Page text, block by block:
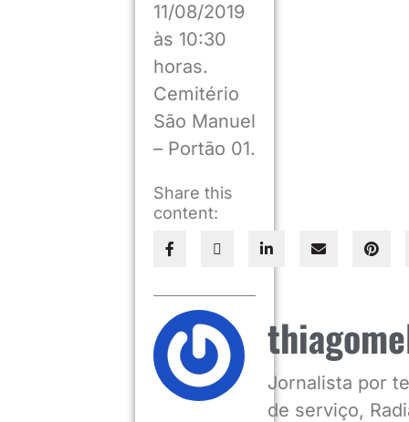
11/08/2019
às 10:30
horas.
Cemitério
São Manuel
– Portão 01.
Share this
content:
Jornalista por
de serviço,